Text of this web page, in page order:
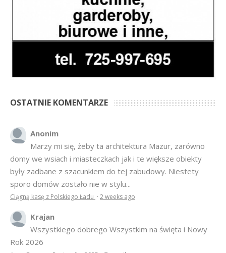
OSTATNIE KOMENTARZE
Anonim
Marzy mi się, żeby ta architektura Mazur, zarówno
domy we wsiach i miasteczkach jak i te większe obiekty
były zadbane z szacunkiem do tej zabudowy. Niestety
sporo domów zostało nie w stylu...
Ciągną kasę z Polskiego Ładu · 2 weeks ago
Krajan
Wszystkiego dobrego Wszystkim na święta i Nowy
Rok 2026